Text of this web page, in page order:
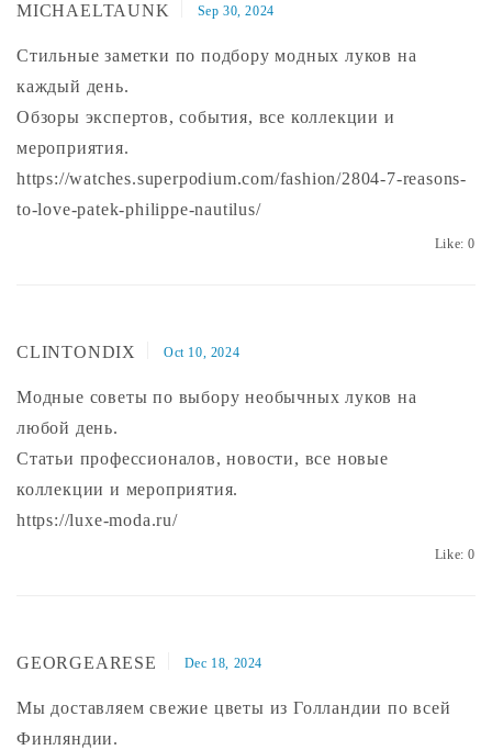
MICHAELTAUNK Sep 30, 2024
Стильные заметки по подбору модных луков на
каждый день.
Обзоры экспертов, события, все коллекции и
мероприятия.
https://watches.superpodium.com/fashion/2804-7-reasons-
to-love-patek-philippe-nautilus/
Like:0
CLINTONDIX Oct 10, 2024
Модные советы по выбору необычных луков на
любой день.
Статьи профессионалов, новости, все новые
коллекции и мероприятия.
https://luxe-moda.ru/
Like:0
GEORGEARESE Dec 18, 2024
Мы доставляем свежие цветы из Голландии по всей
Финляндии.